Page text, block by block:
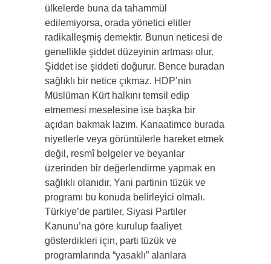
ülkelerde buna da tahammül
edilemiyorsa, orada yönetici elitler
radikalleşmiş demektir. Bunun neticesi de
genellikle şiddet düzeyinin artması olur.
Şiddet ise şiddeti doğurur. Bence buradan
sağlıklı bir netice çıkmaz. HDP’nin
Müslüman Kürt halkını temsil edip
etmemesi meselesine ise başka bir
açıdan bakmak lazım. Kanaatimce burada
niyetlerle veya görüntülerle hareket etmek
değil, resmî belgeler ve beyanlar
üzerinden bir değerlendirme yapmak en
sağlıklı olanıdır. Yani partinin tüzük ve
programı bu konuda belirleyici olmalı.
Türkiye’de partiler, Siyasi Partiler
Kanunu’na göre kurulup faaliyet
gösterdikleri için, parti tüzük ve
programlarında “yasaklı” alanlara